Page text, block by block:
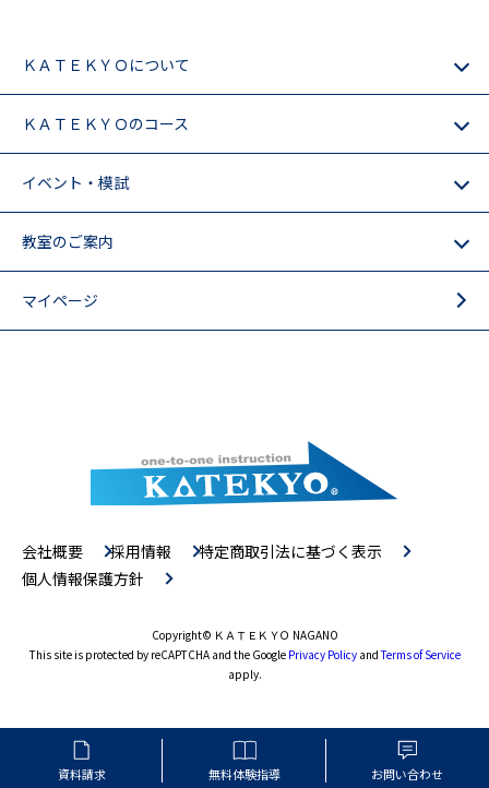
ＫＡＴＥＫＹＯについて
ＫＡＴＥＫＹＯのコース
イベント・模試
教室のご案内
マイページ
会社概要 採用情報
特定商取引法に基づく表示
個人情報保護方針
Copyright© ＫＡＴＥＫＹＯ NAGANO
This site is protected by reCAPTCHA and the Google Privacy PolicyandTerms of Service
apply.
資料請求 無料体験指導 お問い合わせ